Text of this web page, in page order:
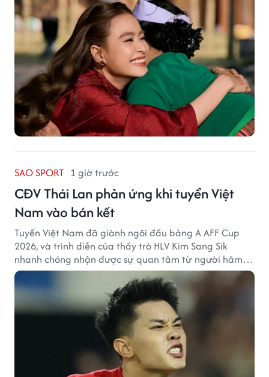
SAO SPORT 1 giờ trước
CĐV Thái Lan phản ứng khi tuyển Việt
Nam vào bán kết
Tuyển Việt Nam đã giành ngôi đầu bảng A AFF Cup
2026, và trình diễn của thầy trò HLV Kim Sang Sik
nhanh chóng nhận được sự quan tâm từ người hâm
mộ Thái Lan.